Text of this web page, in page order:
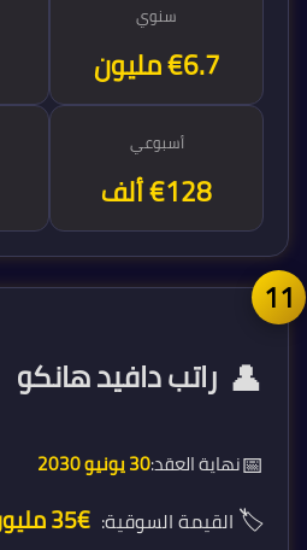
سنوي
€6.7 مليون
أسبوعي
€128 ألف
👤 راتب دافيد هانكو
نهاية العقد:30 يونيو 2030
🏷️القيمة السوقية:€35 مليون